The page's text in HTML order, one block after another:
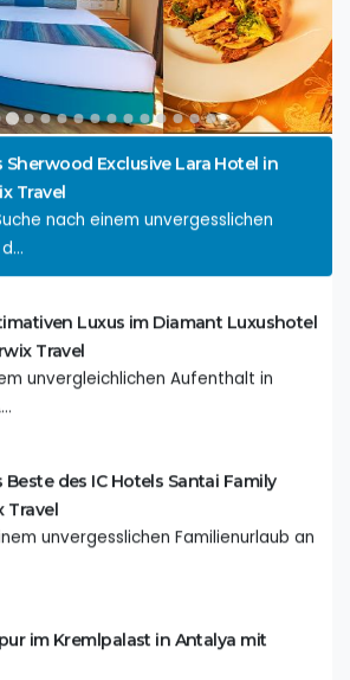
Deluxe Lara, einem exquisiten
Sherwood Exclusive Lara Hotel in
Travel
nach einem unvergesslichen
Luxus im Diamant Luxushotel
Travel
unvergleichlichen Aufenthalt in
des IC Hotels Santai Family
Travel
unvergesslichen Familienurlaub an
im Kremlpalast in Antalya mit